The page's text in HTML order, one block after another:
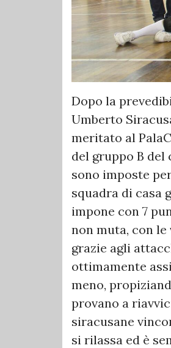
Dopo la
Umberto
meritato al
del gruppo B del
sono imposte per
squadra di casa
impone con 7
non muta, con
grazie agli
ottimamente
meno,
provano a
siracusane
si rilassa ed è